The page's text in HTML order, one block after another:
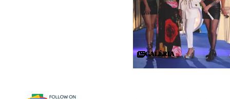
GALÉRIA
GALÉRIA
GALÉRIA
GALÉRIA
GALÉRIA
GALÉRIA
GALÉRIA
GALÉRIA
GALÉRIA
GALÉRIA
GALÉRIA
GALÉRIA
GALÉRIA
GALÉRIA
GALÉRIA
GALÉRIA
GALÉRIA
GALÉRIA
GALÉRIA
GALÉRIA
GALÉRIA
GALÉRIA
GALÉRIA
GALÉRIA
GALÉRIA
GALÉRIA
GALÉRIA
GALÉRIA
GALÉRIA
GALÉRIA